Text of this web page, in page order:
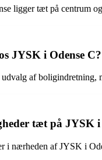
ligger tæt på centrum
JYSK i Odense C?
af
tæt på JYSK i
i nærheden af JYSK i